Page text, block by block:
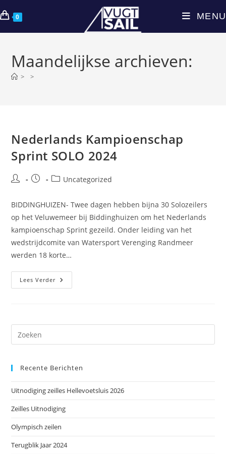
naar
inhoud
0 MENU
Maandelijkse archieven:
> >
Nederlands Kampioenschap
Sprint SOLO 2024
BerichtBericht
op:
Berichtcategorie:
Uncategorized
BIDDINGHUIZEN- Twee dagen hebben bijna 30 Solozeilers
op het Veluwemeer bij Biddinghuizen om het Nederlands
kampioenschap Sprint gezeild. Onder leiding van het
wedstrijdcomite van Watersport Verenging Randmeer
werden 18 korte…
Lees VerderNederlands
Kampioenschap
op
Recente Berichten
Uitnodiging zeilles Hellevoetsluis 2026
Zeilles Uitnodiging
Olympisch zeilen
Terugblik Jaar 2024